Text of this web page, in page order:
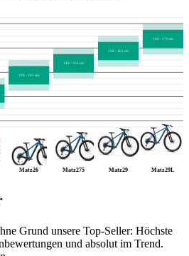
Matz26 Matz275 Matz29 Matz29L
130 - 145 cm
140 - 155 cm
150 - 165 cm
160 - 175 cm
Grund unsere Top-Seller: Höchste
und absolut im Trend.